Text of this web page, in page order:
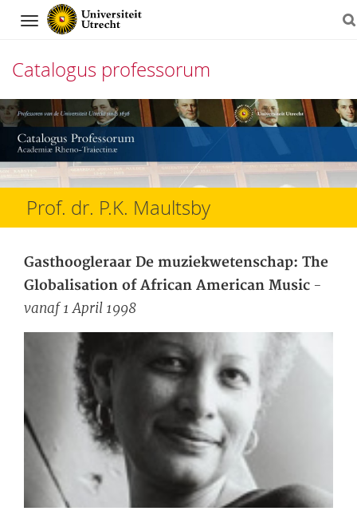
Navigation
Catalogus professorum
Direct
naar
het
inhoud
Prof. dr. P.K. Maultsby
Gasthoogleraar De muziekwetenschap: The
Globalisation of African American Music -
vanaf 1 April 1998